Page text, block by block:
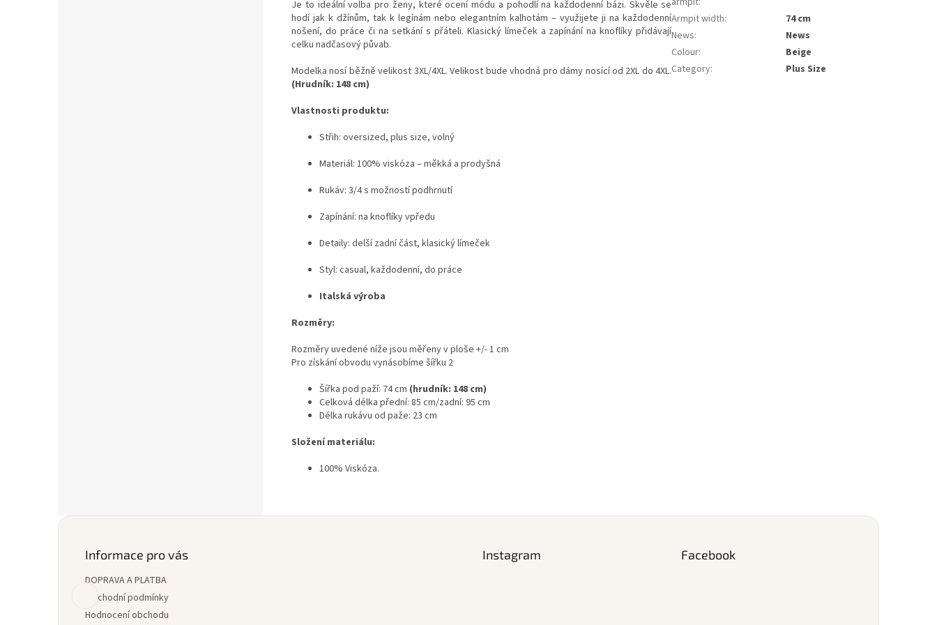
Je to ideální volba pro ženy, které ocení módu a pohodlí na každodenní bázi. Skvěle se
hodí jak k džínům, tak k legínám nebo elegantním kalhotám – využijete ji na každodenní
nošení, do práce či na setkání s přáteli. Klasický límeček a zapínání na knoflíky přidávají
celku nadčasový půvab.
Modelka nosí běžně velikost 3XL/4XL. Velikost bude vhodná pro dámy nosící od 2XL do 4XL.
(Hrudník: 148 cm)
Vlastnosti produktu:
Střih: oversized, plus size, volný
Materiál: 100% viskóza – měkká a prodyšná
Rukáv: 3/4 s možností podhrnutí
Zapínání: na knoflíky vpředu
Detaily: delší zadní část, klasický límeček
Styl: casual, každodenní, do práce
Italská výroba
Rozměry:
Rozměry uvedené níže jsou měřeny v ploše +/- 1 cm
Pro získání obvodu vynásobíme šířku 2
Šířka pod paží: 74 cm (hrudník: 148 cm)
Celková délka přední: 85 cm/zadní: 95 cm
Délka rukávu od paže: 23 cm
Složení materiálu:
100% Viskóza.
Armpit width:
74 cm
News:
News
Colour:
Beige
Category: Plus Size
Informace pro vás
DOPRAVA A PLATBA
Obchodní podmínky
Hodnocení obchodu
Instagram Facebook